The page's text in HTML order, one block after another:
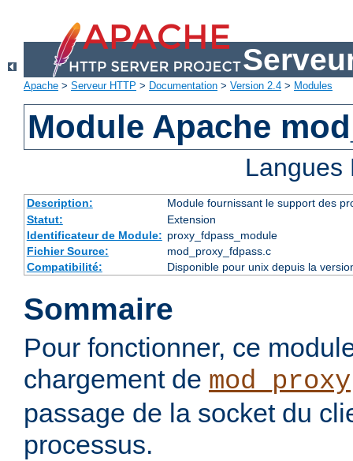
Apache > Serveur HTTP > Documentation > Version 2.4 > Modules
Module Apache
Description:
Module fournissant le support des
Statut:
Extension
Identificateur de Module: proxy_fdpass_module
Fichier Source:
mod_proxy_fdpass.c
Compatibilité:
Disponible pour unix depuis la
Sommaire
Pour fonctionner, ce
chargement de mod_proxy
passage de la socket du
processus.